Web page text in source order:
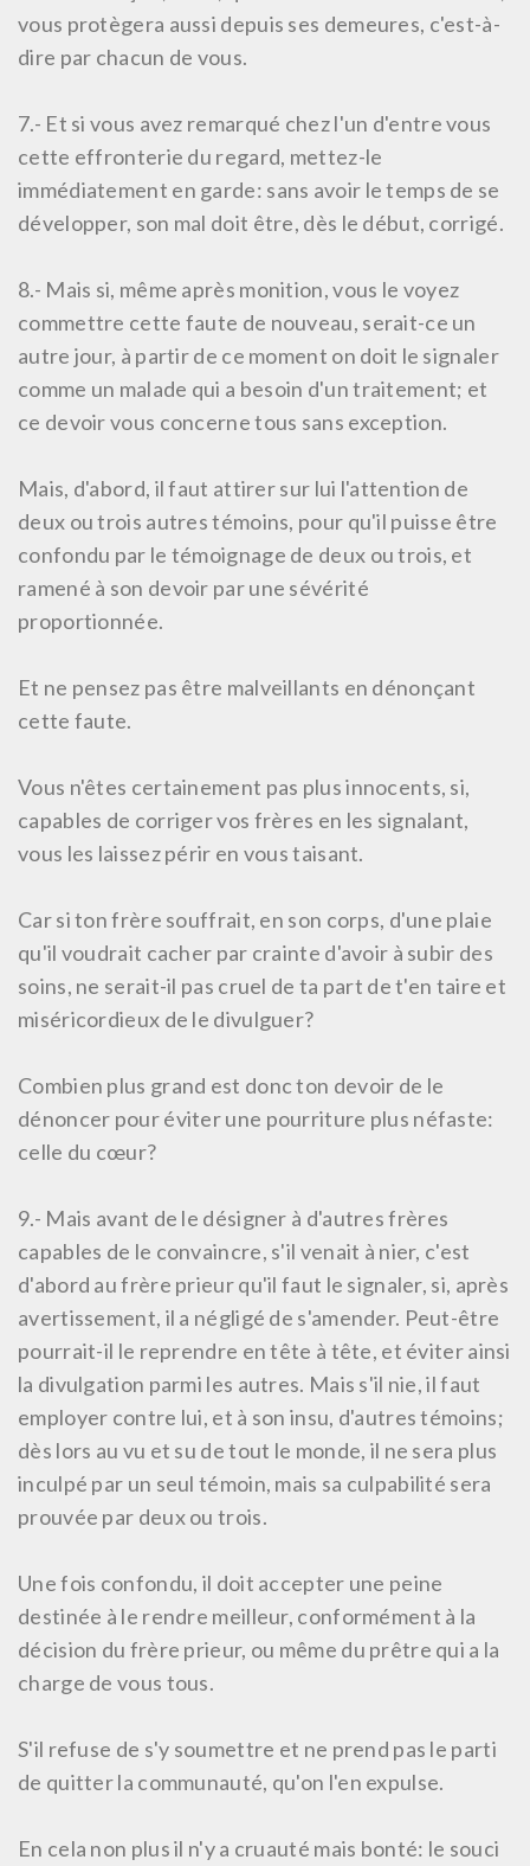
vous protègera aussi depuis ses demeures, c'est-à-
dire par chacun de vous.
7.- Et si vous avez remarqué chez l'un d'entre vous
cette effronterie du regard, mettez-le
immédiatement en garde: sans avoir le temps de se
développer, son mal doit être, dès le début, corrigé.
8.- Mais si, même après monition, vous le voyez
commettre cette faute de nouveau, serait-ce un
autre jour, à partir de ce moment on doit le signaler
comme un malade qui a besoin d'un traitement; et
ce devoir vous concerne tous sans exception.
Mais, d'abord, il faut attirer sur lui l'attention de
deux ou trois autres témoins, pour qu'il puisse être
confondu par le témoignage de deux ou trois, et
ramené à son devoir par une sévérité
proportionnée.
Et ne pensez pas être malveillants en dénonçant
cette faute.
Vous n'êtes certainement pas plus innocents, si,
capables de corriger vos frères en les signalant,
vous les laissez périr en vous taisant.
Car si ton frère souffrait, en son corps, d'une plaie
qu'il voudrait cacher par crainte d'avoir à subir des
soins, ne serait-il pas cruel de ta part de t'en taire et
miséricordieux de le divulguer?
Combien plus grand est donc ton devoir de le
dénoncer pour éviter une pourriture plus néfaste:
celle du cœur?
9.- Mais avant de le désigner à d'autres frères
capables de le convaincre, s'il venait à nier, c'est
d'abord au frère prieur qu'il faut le signaler, si, après
avertissement, il a négligé de s'amender. Peut-être
pourrait-il le reprendre en tête à tête, et éviter ainsi
la divulgation parmi les autres. Mais s'il nie, il faut
employer contre lui, et à son insu, d'autres témoins;
dès lors au vu et su de tout le monde, il ne sera plus
inculpé par un seul témoin, mais sa culpabilité sera
prouvée par deux ou trois.
Une fois confondu, il doit accepter une peine
destinée à le rendre meilleur, conformément à la
décision du frère prieur, ou même du prêtre qui a la
charge de vous tous.
S'il refuse de s'y soumettre et ne prend pas le parti
de quitter la communauté, qu'on l'en expulse.
En cela non plus il n'y a cruauté mais bonté: le souci